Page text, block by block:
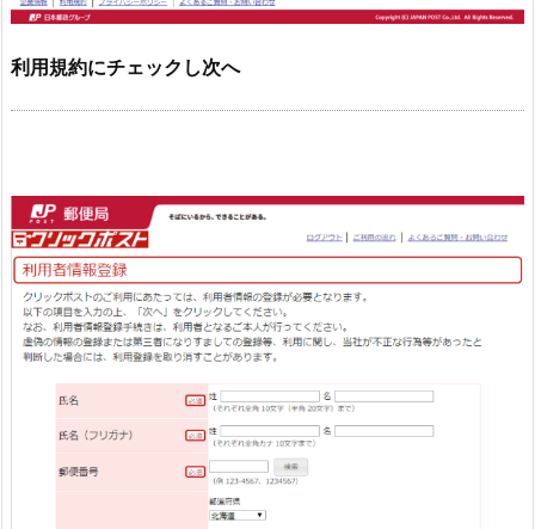
利用規約にチェックし次へ